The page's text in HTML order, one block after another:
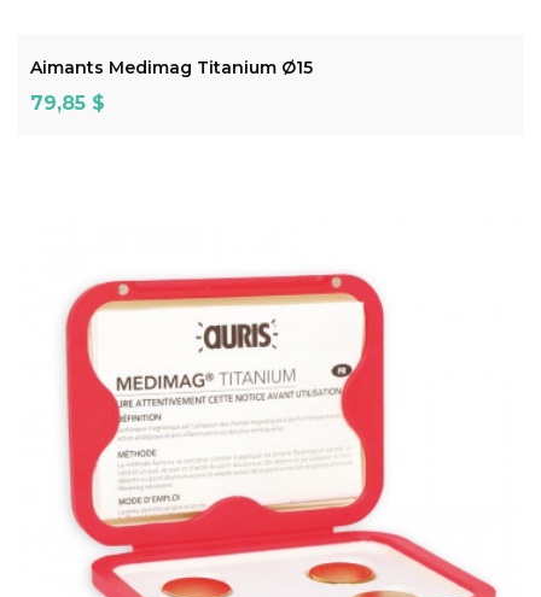
Aimants Medimag Titanium Ø15
Prix
79,85 $